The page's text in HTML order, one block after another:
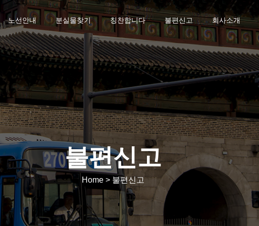
노선안내 분실물찾기 칭찬합니다 불편신고 회사소개
불편신고
Home > 불편신고